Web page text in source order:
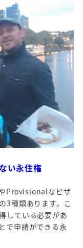
い永住権
Provisionalなビザ
3種類あります。こ
している必要があ
で申請ができる永